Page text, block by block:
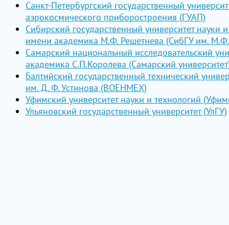
Санкт-Петербургский государственный
аэрокосмического приборостроения (ГУАП)
Сибирский государственный университет науки
имени академика М.Ф. Решетнева (СибГУ им.
Самарский национальный исследовательский
академика С.П.Королева (Самарский
Балтийский государственный технический
им. Д. Ф. Устинова (ВОЕНМЕХ)
Уфимский университет науки и технологий
Ульяновский государственный университет (УлГУ)